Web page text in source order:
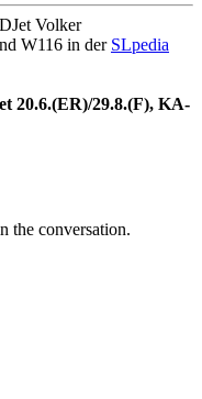
Volker
W116 in der SLpedia
20.6.(ER)/29.8.(F), KA-
the conversation.